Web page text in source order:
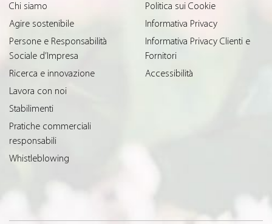
Chi siamo
Agire sostenibile
Persone e Responsabilità
Sociale d’Impresa
Ricerca e innovazione
Lavora con noi
Stabilimenti
Pratiche commerciali
responsabili
Whistleblowing
Politica sui Cookie
Informativa Privacy
Informativa Privacy Clienti e
Fornitori
Accessibilità